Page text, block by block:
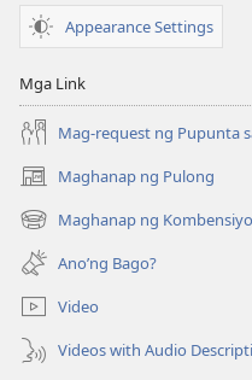
Appearance Settings
Mga Link
Mag-request ng Pupunta
Maghanap ng Pulong
(may
bubukas
na
bagong
window)
Maghanap ng
(may
bubukas
na
bagong
window)
Ano’ng Bago?
Video
Videos with Audio